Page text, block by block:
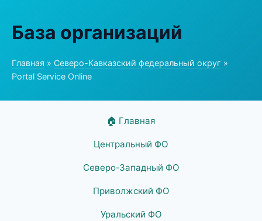
База организаций
Главная » Северо-Кавказский федеральный округ »
Portal Service Online
🏠 Главная
Центральный ФО
Северо-Западный ФО
Приволжский ФО
Уральский ФО